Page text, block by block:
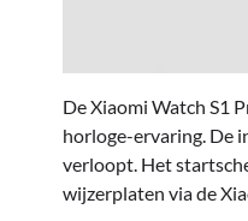
De Xiaomi Watch S1
horloge-ervaring. De
verloopt. Het
wijzerplaten via de